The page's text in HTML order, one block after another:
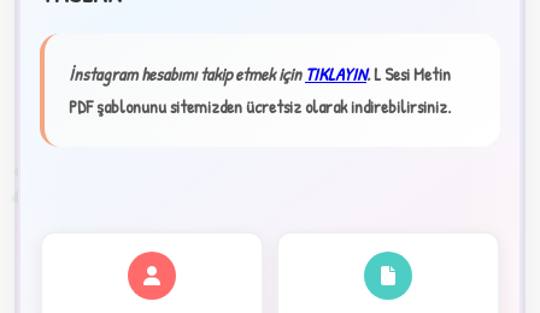
✦
İnstagram hesabımı takip etmek içinTIKLAYIN.L Sesi Metin
PDF şablonunu sitemizden ücretsiz olarak indirebilirsiniz.